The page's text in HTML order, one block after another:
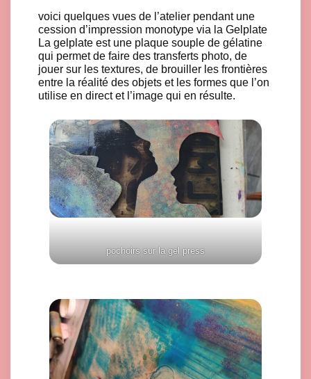
voici quelques vues de l’atelier pendant une
cession d’impression monotype via la Gelplate
La gelplate est une plaque souple de gélatine
qui permet de faire des transferts photo, de
jouer sur les textures, de brouiller les frontières
entre la réalité des objets et les formes que l’on
utilise en direct et l’image qui en résulte.
pochoirs sur la gel press